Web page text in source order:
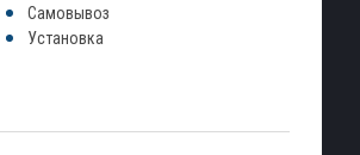
Самовывоз
Установка